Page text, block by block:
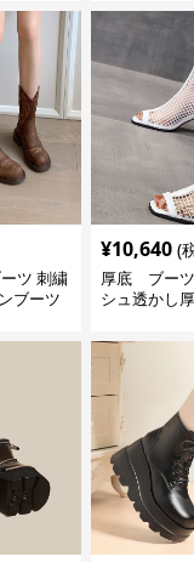
ツ 刺繍
ブーツ
¥10,640 (
厚底 ブー
シュ透かし